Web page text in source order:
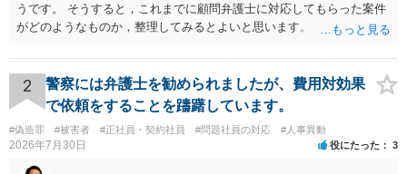
うです。 そうすると，これまでに顧問弁護士に対応してもらった案件
がどのようなものか，整理してみるとよいと思います。 これにより，
事務所を比較した上で，弁護士と面談をする際，そのような案件に対
応してもらえるのかが重要だと思います。 ただ，組合員の相談内容に
ついて，分野を絞っているのか，それともどのような分野でもよいと
いうことで法律相談を依頼しているかの観点も重要です。 組合員とす
れば，相談だけではなく，できれば受任まで考えている場合も多いと
思います。 そうすると，労働組合としての相談だけではなく，基本的
に全ての分野を対象にして考える必要もあるかもしれません。 そうで
2
警察には弁護士を勧められましたが、費用対効果
で依頼をすることを躊躇しています。
#偽造罪 #被害者 #正社員・契約社員 #問題社員の対応 #人事異動
2026年7月30日 役にたった 3